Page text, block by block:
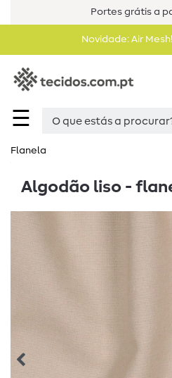
Portes grátis a
Novidade: Air
☰
Flanela
Algodão liso -